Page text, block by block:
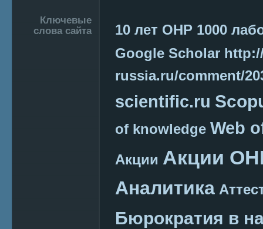
Подвал
Ключевые
слова сайта
10 лет ОНР 1000
Google Scholar
russia.ru/comment/
scientific.ru
of knowledge Web
Акции Акции
Аналитика
Бюрократия в